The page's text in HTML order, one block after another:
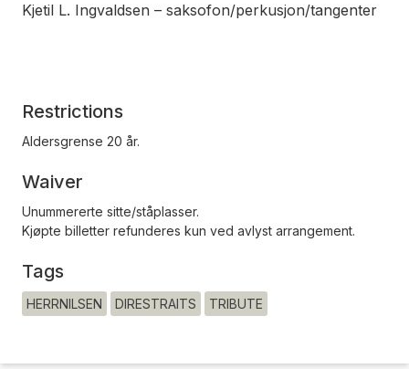
Kjetil L. Ingvaldsen – saksofon/perkusjon/tangenter
Restrictions
Aldersgrense 20 år.
Waiver
Unummererte sitte/ståplasser.
Kjøpte billetter refunderes kun ved avlyst arrangement.
Tags
HERRNILSEN DIRESTRAITS TRIBUTE